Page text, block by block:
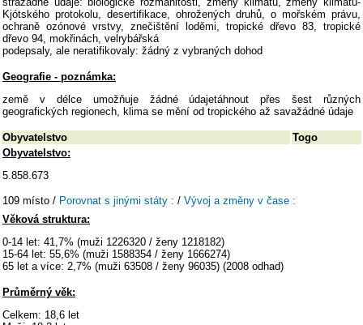
Kjótského protokolu, desertifikace, ohrožených druhů, o mořském právu,
ochraně ozónové vrstvy, znečištění loděmi, tropické dřevo 83, tropické
dřevo 94, mokřinách, velrybářská
podepsaly, ale neratifikovaly: žádný z vybraných dohod
Geografie - poznámka:
země v délce umožňuje žádné údajetáhnout přes šest různých
geografických regionech, klima se mění od tropického až savažádné údaje
Obyvatelstvo
Togo
Obyvatelstvo:
5.858.673
109 místo / Porovnat s jinými státy : / Vývoj a změny v čase :
Věková struktura:
0-14 let: 41,7% (muži 1226320 / ženy 1218182)
15-64 let: 55,6% (muži 1588354 / ženy 1666274)
65 let a více: 2,7% (muži 63508 / ženy 96035) (2008 odhad)
Průměrný věk:
Celkem: 18,6 let